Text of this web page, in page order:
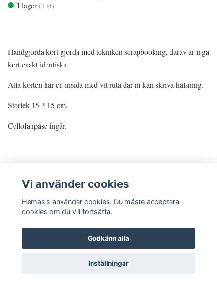
I lager (1 st)
Handgjorda kort gjorda med tekniken scrapbooking, därav är inga
kort exakt identiska.
Alla korten har en insida med vit ruta där ni kan skriva hälsning.
Storlek 15 * 15 cm.
Cellofanpåse ingår.
Kontakta oss
Vi använder cookies
Hemasis använder cookies. Du måste acceptera
cookies om du vill fortsätta.
Godkänn alla
Inställningar